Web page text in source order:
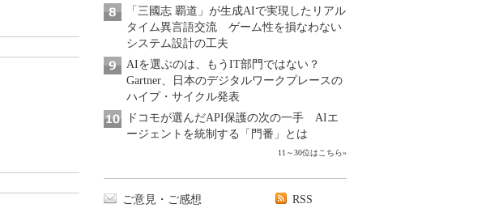
「三國志 覇道」が生成AIで実現したリアル
タイム異言語交流 ゲーム性を損なわない
システム設計の工夫
AIを選ぶのは、もうIT部門ではない？
Gartner、日本のデジタルワークプレースの
ハイプ・サイクル発表
ドコモが選んだAPI保護の次の一手 AIエ
ージェントを統制する「門番」とは
11～30位はこちら»
ご意見・ご感想
RSS